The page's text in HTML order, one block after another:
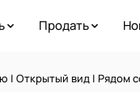
Продать
| Открытый вид | Рядом